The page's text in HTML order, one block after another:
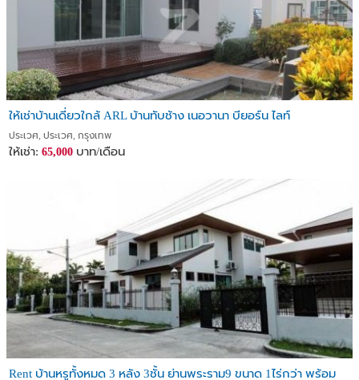
ให้เช่าบ้านเดี่ยวใกล้ ARL บ้านทับช้าง เนอวานา บียอร์น ไลท์
ประเวศ, ประเวศ, กรุงเทพ
ให้เช่า: 65,000 บาท/เดือน
Rent บ้านหรูทั้งหมด 3 หลัง 3ชั้น ย่านพระราม9 ขนาด 1ไร่กว่า พร้อม